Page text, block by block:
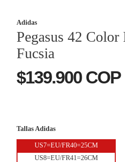
Adidas
Pegasus 42
Fucsia
$139.900 COP
Tallas Adidas
US7=EU/FR40=25CM
US8=EU/FR41=26CM